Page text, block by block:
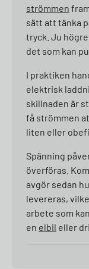
strömmen
sätt att tänka
tryck. Ju
det som kan
I praktiken
elektrisk
skillnaden är
få strömmen
liten eller
Spänning
överföras.
avgör sedan
levereras,
arbete som
en elbil eller